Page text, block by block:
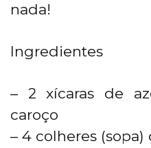
nada!
Ingredientes
– 2 xícaras de
caroço
– 4 colheres (sopa)